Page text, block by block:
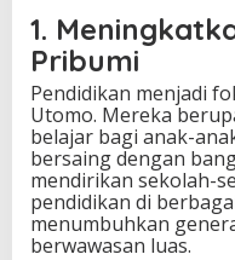
1.
Pribumi
Pendidikan menjadi
Utomo. Mereka
belajar bagi anak-
bersaing dengan
mendirikan sekolah-
pendidikan di
menumbuhkan
berwawasan luas.